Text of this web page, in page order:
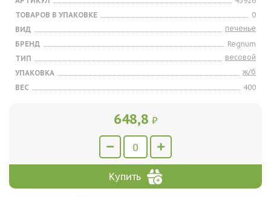
ТОВАРОВ В УПАКОВКЕ
0
ВИД
печенье
БРЕНД
Regnum
ТИП
весовой
УПАКОВКА
ж/б
ВЕС
400
648,8 ₽
Купить